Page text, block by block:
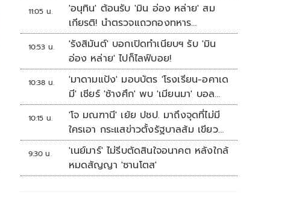
11:05 น.
'อนุทิน' ต้อนรับ 'มิน อ่อง หล่าย' สม
เกียรติ! นำตรวจแถวกองทหาร
เกียรติยศ
10:53 น.
'รังสิมันต์' บอกเปิดทำเนียบฯ รับ 'มิน
อ่อง หล่าย' ไปก็ไลฟ์บอย!
10:38 น.
'มาดามแป้ง' มอบบัตร 'โรงเรียน-อคาเด
มี' เชียร์ 'ช้างศึก' พบ 'เมียนมา' บอล
อาเซียน
10:15 น.
'โจ มณฑานี' เย้ย ปชป. มาถึงจุดที่ไม่มี
ใครเอา กระแสข่าวตั้งรัฐบาลส้ม เขียว
แดง ก็ยังไม่มีฟ้าเลย
9:30 น.
'เนย์มาร์' ไม่รีบตัดสินใจอนาคต หลังใกล้
หมดสัญญา 'ซานโตส'